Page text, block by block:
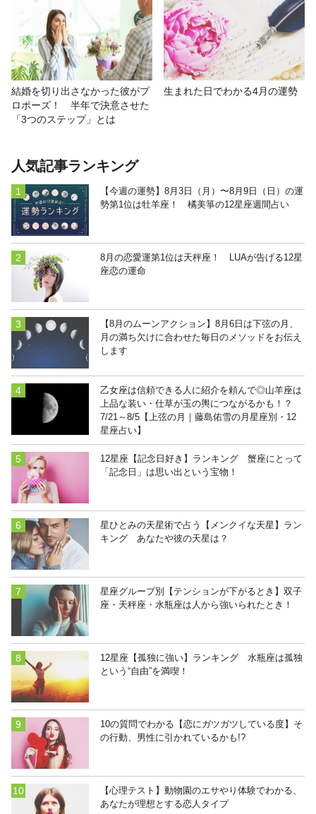
結婚を切り出さなかった彼がプ
ロポーズ！ 半年で決意させた
「3つのステップ」とは
生まれた日でわかる4月の運勢
人気記事ランキング
【今週の運勢】8月3日（月）〜8月9日（日）の運
勢第1位は牡羊座！ 橘美箏の12星座週間占い
8月の恋愛運第1位は天秤座！ LUAが告げる12星
座恋の運命
【8月のムーンアクション】8月6日は下弦の月、
月の満ち欠けに合わせた毎日のメソッドをお伝え
します
乙女座は信頼できる人に紹介を頼んで◎山羊座は
上品な装い・仕草が玉の輿につながるかも！？
7/21～8/5【上弦の月｜藤島佑雪の月星座別・12
星座占い】
12星座【記念日好き】ランキング 蟹座にとって
「記念日」は思い出という宝物！
星ひとみの天星術で占う【メンクイな天星】ラン
キング あなたや彼の天星は？
星座グループ別【テンションが下がるとき】双子
座・天秤座・水瓶座は人から強いられたとき！
12星座【孤独に強い】ランキング 水瓶座は孤独
という“自由”を満喫！
10の質問でわかる【恋にガツガツしている度】そ
の行動、男性に引かれているかも!?
【心理テスト】動物園のエサやり体験でわかる、
あなたが理想とする恋人タイプ